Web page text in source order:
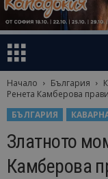
Начало България
Ренета Камберова
БЪЛГАРИЯ
Златното
Камберова